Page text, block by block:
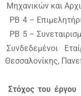
Μηχανικών και
PB 4 –
PB 5 –
Συνδεδεμένοι
Θεσσαλονίκης,
Στόχος του έργου